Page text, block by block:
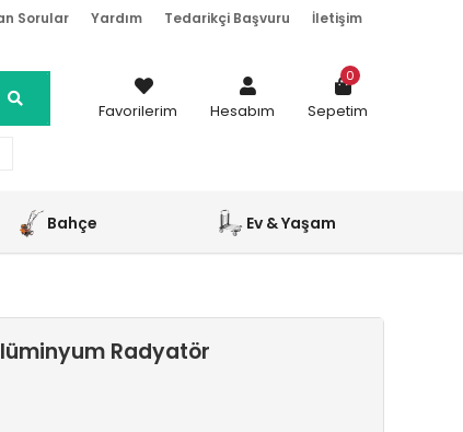
Sorular Yardım Tedarikçi Başvuru İletişim
Favorilerim Hesabım Sepetim
0
Bahçe Ev & Yaşam
Radyatör